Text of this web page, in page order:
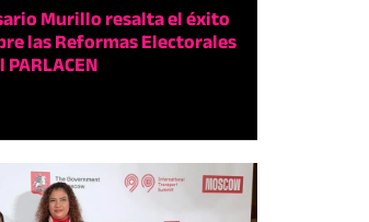
Murillo resalta el éxito
las Reformas Electorales